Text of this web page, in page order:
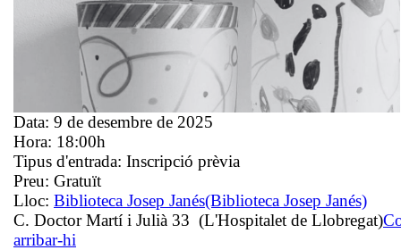
Data: 9 de desembre de 2025
Hora: 18:00h
Tipus d'entrada: Inscripció prèvia
Preu: Gratuït
Lloc: Biblioteca Josep Janés(Biblioteca Josep Janés)
C. Doctor Martí i Julià 33 (L'Hospitalet de Llobregat)
arribar-hi